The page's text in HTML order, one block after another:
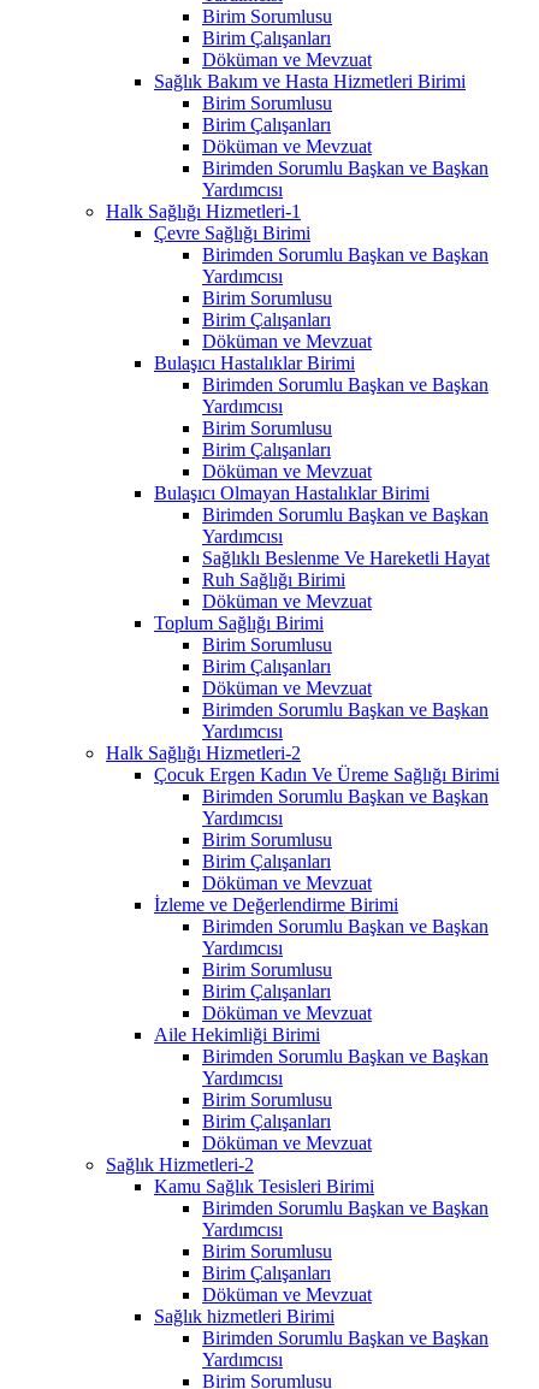
Birim Sorumlusu
Birim Çalışanları
Döküman ve Mevzuat
Sağlık Bakım ve Hasta Hizmetleri Birimi
Birim Sorumlusu
Birim Çalışanları
Döküman ve Mevzuat
Birimden Sorumlu Başkan ve Başkan
Yardımcısı
Halk Sağlığı Hizmetleri-1
Çevre Sağlığı Birimi
Birimden Sorumlu Başkan ve Başkan
Yardımcısı
Birim Sorumlusu
Birim Çalışanları
Döküman ve Mevzuat
Bulaşıcı Hastalıklar Birimi
Birimden Sorumlu Başkan ve Başkan
Yardımcısı
Birim Sorumlusu
Birim Çalışanları
Döküman ve Mevzuat
Bulaşıcı Olmayan Hastalıklar Birimi
Birimden Sorumlu Başkan ve Başkan
Yardımcısı
Sağlıklı Beslenme Ve Hareketli Hayat
Ruh Sağlığı Birimi
Döküman ve Mevzuat
Toplum Sağlığı Birimi
Birim Sorumlusu
Birim Çalışanları
Döküman ve Mevzuat
Birimden Sorumlu Başkan ve Başkan
Yardımcısı
Halk Sağlığı Hizmetleri-2
Çocuk Ergen Kadın Ve Üreme Sağlığı Birimi
Birimden Sorumlu Başkan ve Başkan
Yardımcısı
Birim Sorumlusu
Birim Çalışanları
Döküman ve Mevzuat
İzleme ve Değerlendirme Birimi
Birimden Sorumlu Başkan ve Başkan
Yardımcısı
Birim Sorumlusu
Birim Çalışanları
Döküman ve Mevzuat
Aile Hekimliği Birimi
Birimden Sorumlu Başkan ve Başkan
Yardımcısı
Birim Sorumlusu
Birim Çalışanları
Döküman ve Mevzuat
Sağlık Hizmetleri-2
Kamu Sağlık Tesisleri Birimi
Birimden Sorumlu Başkan ve Başkan
Yardımcısı
Birim Sorumlusu
Birim Çalışanları
Döküman ve Mevzuat
Sağlık hizmetleri Birimi
Birimden Sorumlu Başkan ve Başkan
Yardımcısı
Birim Sorumlusu